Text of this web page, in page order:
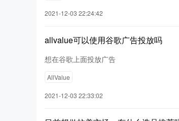
2021-12-03 22:24:42
allvalue可以使用谷歌广告投放吗
想在谷歌上面投放广告
AllValue
2021-12-03 22:33:02